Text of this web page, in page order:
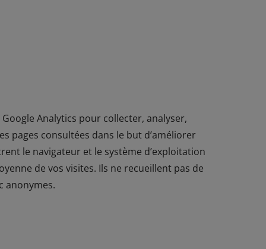
Analytics pour collecter, analyser,
pages consultées dans le but d’améliorer
le navigateur et le système d’exploitation
de vos visites. Ils ne recueillent pas de
anonymes.